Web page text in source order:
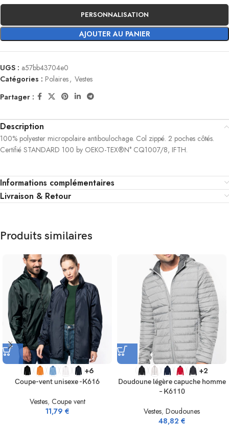
AJOUTER AU PANIER
PERSONNALISATION
UGS : a57bb43704e0
Catégories : Polaires, Vestes
Partager :
Description
100% polyester micropolaire antiboulochage. Col zippé. 2 poches côtés.
Certifié STANDARD 100 by OEKO-TEX®N° CQ1007/8, IFTH.
Informations complémentaires
Livraison & Retour
Produits similaires
+6
Coupe-vent unisexe -K616
Vestes, Coupe vent
11,79 €
+2
Doudoune légère capuche homme
– K6110
Vestes, Doudounes
48,82 €